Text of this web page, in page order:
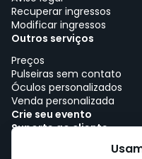
Recuperar ingressos
Modificar ingressos
Outros serviços
Preços
Pulseiras sem contato
Óculos personalizados
Venda personalizada
Crie seu evento
Suporte ao cliente
Trabalhe com woutick!